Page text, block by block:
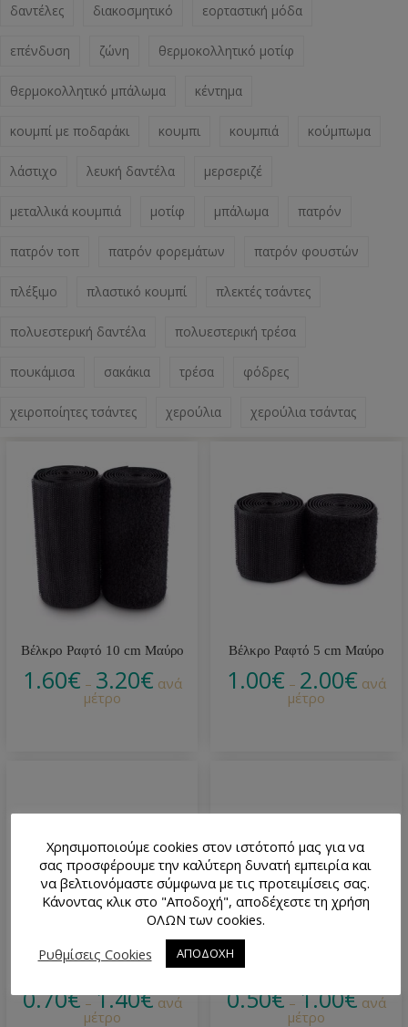
δαντέλες διακοσμητικό εορταστική μόδα
επένδυση ζώνη θερμοκολλητικό μοτίφ
θερμοκολλητικό μπάλωμα κέντημα
κουμπί με ποδαράκι κουμπι κουμπιά κούμπωμα
λάστιχο λευκή δαντέλα μερσεριζέ
μεταλλικά κουμπιά μοτίφ μπάλωμα πατρόν
πατρόν τοπ πατρόν φορεμάτων πατρόν φουστών
πλέξιμο πλαστικό κουμπί πλεκτές τσάντες
πολυεστερική δαντέλα πολυεστερική τρέσα
πουκάμισα σακάκια τρέσα φόδρες
χειροποίητες τσάντες χερούλια χερούλια τσάντας
Βέλκρο Ραφτό 10 cm Μαύρο
1.60€ – 3.20€ ανά
μέτρο
Βέλκρο Ραφτό 5 cm Μαύρο
1.00€ – 2.00€ ανά
μέτρο
Βέλκρο Ραφτό 3 cm Μαύρο
0.70€ – 1.40€ ανά
μέτρο
Βέλκρο Ραφτό 2 cm Μαύρο
0.50€ – 1.00€ ανά
μέτρο
Χρησιμοποιούμε cookies στον ιστότοπό μας για να
σας προσφέρουμε την καλύτερη δυνατή εμπειρία και
να βελτιονόμαστε σύμφωνα με τις προτειμίσεις σας.
Κάνοντας κλικ στο "Αποδοχή", αποδέχεστε τη χρήση
ΟΛΩΝ των cookies.
Ρυθμίσεις Cookies
ΑΠΟΔΟΧΗ